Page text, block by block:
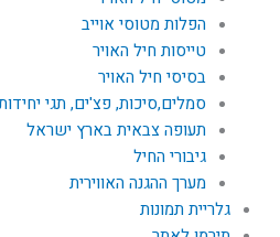
הפלות מטוסי אוייב
טייסות חיל האויר
בסיסי חיל האויר
סמלים,סיכות, פצ'ים, תגי
תעופה צבאית בארץ ישראל
גיבורי החיל
מערך ההגנה האווירית
גלריית תמונות